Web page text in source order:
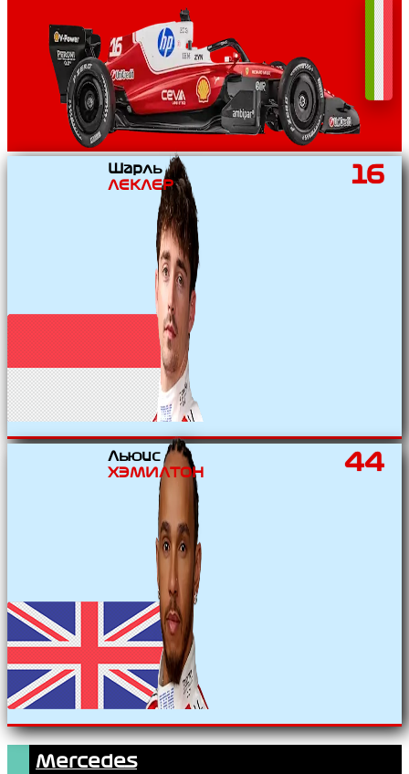
Шарль
ЛЕКЛЕР
16
Льюис
ХЭМИЛТОН
44
Mercedes